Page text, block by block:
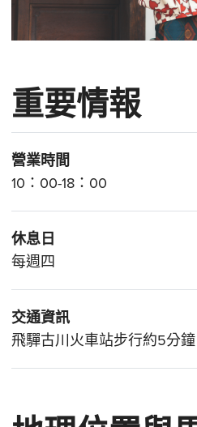
重要情報
營業時間
10：00-18：00
休息日
每週四
交通資訊
飛驒古川火車站步行約5分鐘